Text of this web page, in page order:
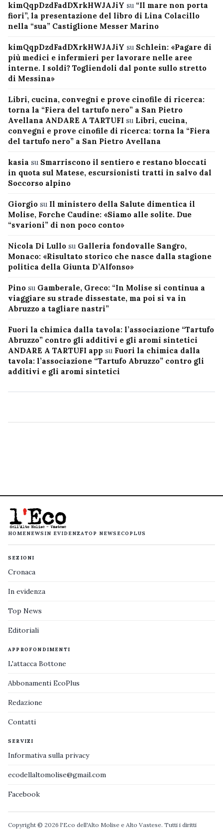
kimQqpDzdFadDXrkHWJAJiY su “Il mare non porta
fiori”, la presentazione del libro di Lina Colacillo
nella “sua” Castiglione Messer Marino
kimQqpDzdFadDXrkHWJAJiY su Schlein: «Pagare di
più medici e infermieri per lavorare nelle aree
interne. I soldi? Togliendoli dal ponte sullo stretto
di Messina»
Libri, cucina, convegni e prove cinofile di ricerca:
torna la “Fiera del tartufo nero” a San Pietro
Avellana ANDARE A TARTUFI su Libri, cucina,
convegni e prove cinofile di ricerca: torna la “Fiera
del tartufo nero” a San Pietro Avellana
kasia su Smarriscono il sentiero e restano bloccati
in quota sul Matese, escursionisti tratti in salvo dal
Soccorso alpino
Giorgio su Il ministero della Salute dimentica il
Molise, Forche Caudine: «Siamo alle solite. Due
“svarioni” di non poco conto»
Nicola Di Lullo su Galleria fondovalle Sangro,
Monaco: «Risultato storico che nasce dalla stagione
politica della Giunta D’Alfonso»
Pino su Gamberale, Greco: “In Molise si continua a
viaggiare su strade dissestate, ma poi si va in
Abruzzo a tagliare nastri”
Fuori la chimica dalla tavola: l’associazione “Tartufo
Abruzzo” contro gli additivi e gli aromi sintetici
ANDARE A TARTUFI app su Fuori la chimica dalla
tavola: l’associazione “Tartufo Abruzzo” contro gli
additivi e gli aromi sintetici
HOMENEWS IN EVIDENZATOP NEWS ECOPLUS
SEZIONI
Cronaca
In evidenza
Top News
Editoriali
APPROFONDIMENTI
L'attacca Bottone
Abbonamenti EcoPlus
Redazione
Contatti
SERVIZI
Informativa sulla privacy
ecodellaltomolise@gmail.com
Facebook
Copyright © 2026 l'Eco dell'Alto Molise e Alto Vastese. Tutti i diritti